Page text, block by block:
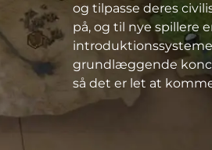
og tilpasse deres
på, og til nye spillere
grundlæggende
så det er let at